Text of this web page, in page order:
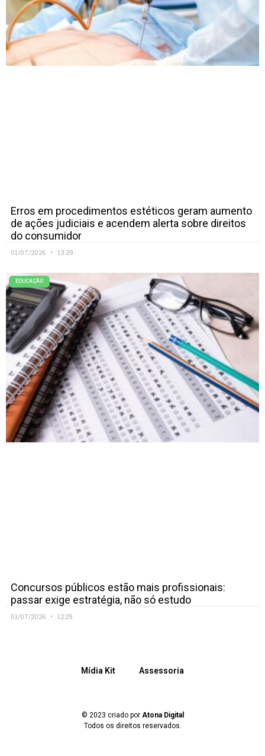
Erros em procedimentos estéticos geram aumento
de ações judiciais e acendem alerta sobre direitos
do consumidor
01/07/2026 13:29
EDUCAÇÃO
Concursos públicos estão mais profissionais:
passar exige estratégia, não só estudo
01/07/2026 12:29
Mídia Kit Assessoria
© 2023 criado por Atona Digital
Todos os direitos reservados.